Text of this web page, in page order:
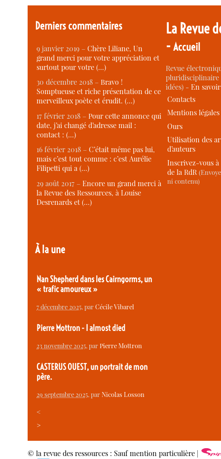
Derniers commentaires
9 janvier 2019 –Chère Liliane, Un
grand merci pour votre appréciation et
surtout pour votre (…)
30 décembre 2018 –Bravo !
Somptueuse et riche présentation de ce
merveilleux poète et érudit. (…)
17 février 2018 –Pour cette annonce qui
date, j’ai changé d’adresse mail :
contact : (…)
16 février 2018 –C’était même pas lui,
mais c’est tout comme : c’est Aurélie
Filipetti qui a (…)
29 août 2017 –Encore un grand merci à
la Revue des Ressources, à Louise
Desrenards et (…)
À la une
Nan Shepherd dans les Cairngorms, un
« trafic amoureux »
7 décembre 2025, parCécile Vibarel
Pierre Mottron - I almost died
23 novembre 2025, parPierre Mottron
CASTERUS OUEST, un portrait de mon
père.
29 septembre 2025, parNicolas Losson
<
>
La Revue
-Accueil
Revue
idées) -En
Contacts
Mentions légales
Ours
Utilisation des
d’auteurs
Inscrivez-vous
de la RdR
ni contenu)
© la revue des ressources : Sauf mention particulière |